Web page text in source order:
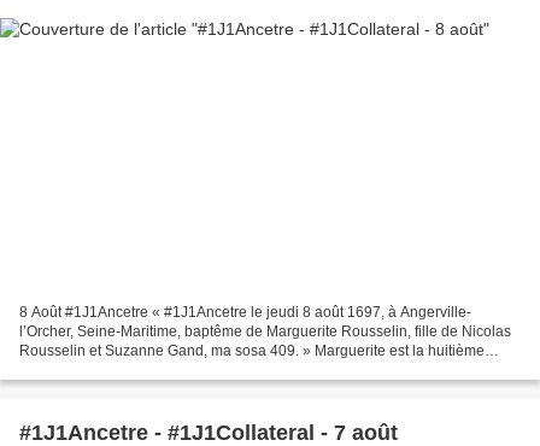
8 Août #1J1Ancetre « #1J1Ancetre le jeudi 8 août 1697, à Angerville-
l’Orcher, Seine-Maritime, baptême de Marguerite Rousselin, fille de Nicolas
Rousselin et Suzanne Gand, ma sosa 409. » Marguerite est la huitième
#1J1Ancetre - #1J1Collateral - 7 août